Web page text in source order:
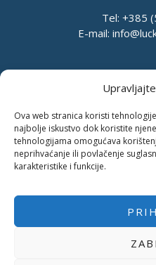
Ova web stranica koristi
najbolje iskustvo dok koristite
tehnologijama omogućava
neprihvaćanje ili povlačenje
karakteristike i funkcije.
Tel: +385
E-mail:
Pravila o
Pravila
Pristup